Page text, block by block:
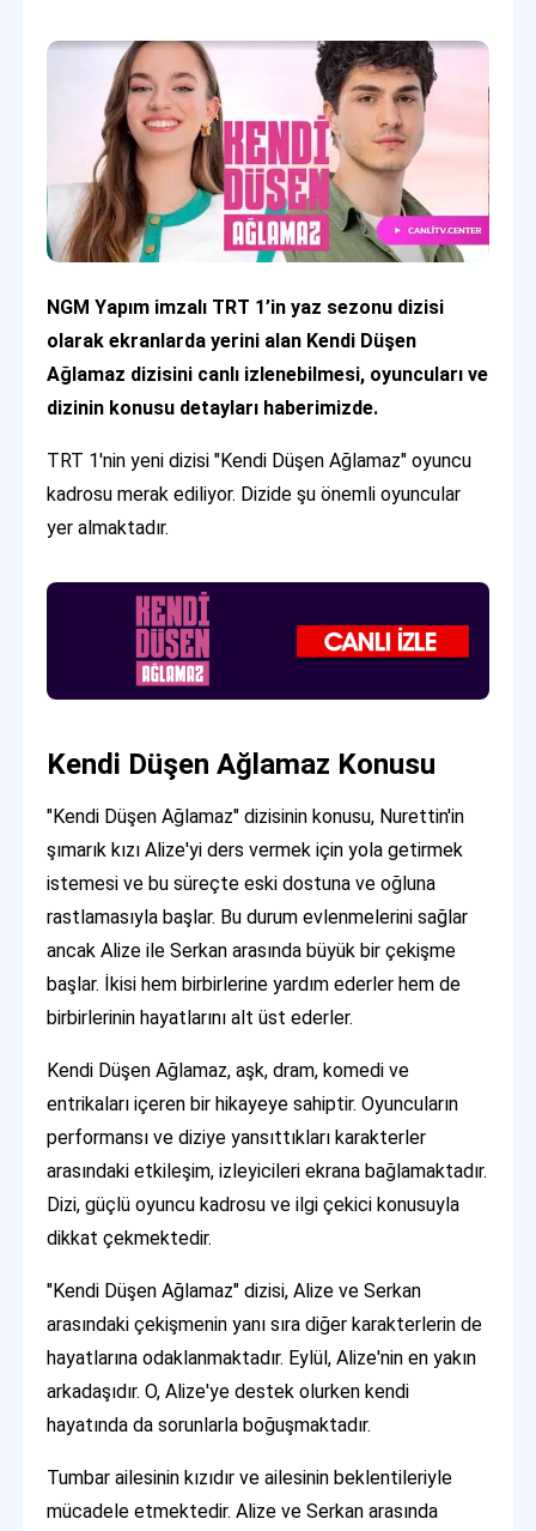
NGM Yapım imzalı TRT 1’in yaz sezonu dizisi
olarak ekranlarda yerini alan Kendi Düşen
Ağlamaz dizisini canlı izlenebilmesi, oyuncuları ve
dizinin konusu detayları haberimizde.
TRT 1'nin yeni dizisi "Kendi Düşen Ağlamaz" oyuncu
kadrosu merak ediliyor. Dizide şu önemli oyuncular
yer almaktadır.
Kendi Düşen Ağlamaz Konusu
"Kendi Düşen Ağlamaz" dizisinin konusu, Nurettin'in
şımarık kızı Alize'yi ders vermek için yola getirmek
istemesi ve bu süreçte eski dostuna ve oğluna
rastlamasıyla başlar. Bu durum evlenmelerini sağlar
ancak Alize ile Serkan arasında büyük bir çekişme
başlar. İkisi hem birbirlerine yardım ederler hem de
birbirlerinin hayatlarını alt üst ederler.
Kendi Düşen Ağlamaz, aşk, dram, komedi ve
entrikaları içeren bir hikayeye sahiptir. Oyuncuların
performansı ve diziye yansıttıkları karakterler
arasındaki etkileşim, izleyicileri ekrana bağlamaktadır.
Dizi, güçlü oyuncu kadrosu ve ilgi çekici konusuyla
dikkat çekmektedir.
"Kendi Düşen Ağlamaz" dizisi, Alize ve Serkan
arasındaki çekişmenin yanı sıra diğer karakterlerin de
hayatlarına odaklanmaktadır. Eylül, Alize'nin en yakın
arkadaşıdır. O, Alize'ye destek olurken kendi
hayatında da sorunlarla boğuşmaktadır.
Tumbar ailesinin kızıdır ve ailesinin beklentileriyle
mücadele etmektedir. Alize ve Serkan arasında